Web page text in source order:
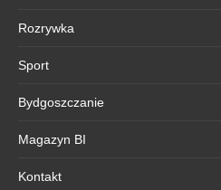
Rozrywka
Sport
Bydgoszczanie
Magazyn BI
Kontakt